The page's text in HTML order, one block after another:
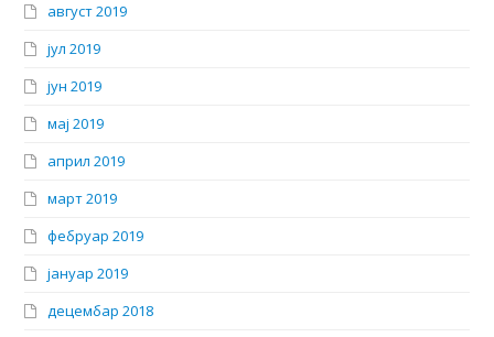
август 2019
јул 2019
јун 2019
мај 2019
април 2019
март 2019
фебруар 2019
јануар 2019
децембар 2018